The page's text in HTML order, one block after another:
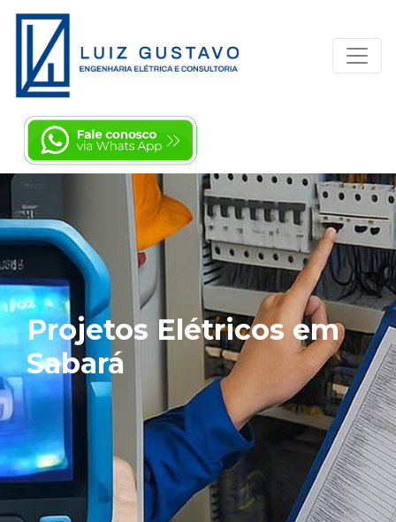
Projetos Elétricos em
Sabará